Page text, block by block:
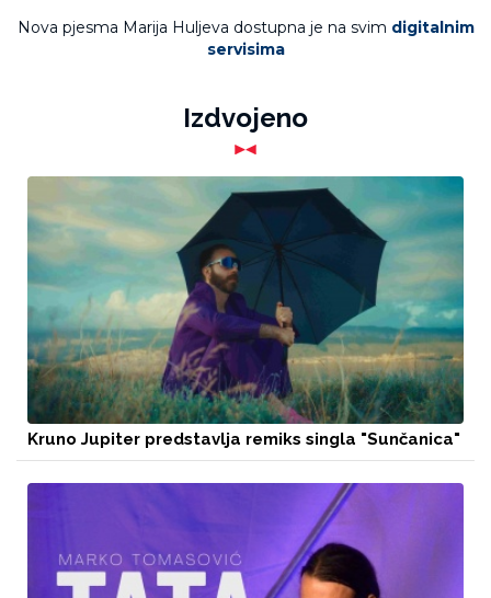
Nova pjesma Marija Huljeva dostupna je na svim digitalnim
servisima
Izdvojeno
Kruno Jupiter predstavlja remiks singla "Sunčanica"